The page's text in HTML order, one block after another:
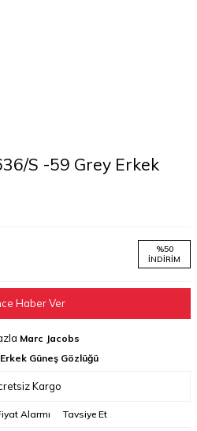
S -59 Grey Erkek
%50
İNDIRIM
Haber Ver
Marc Jacobs
Erkek Güneş Gözlüğü
Kargo
Alarmı Tavsiye Et